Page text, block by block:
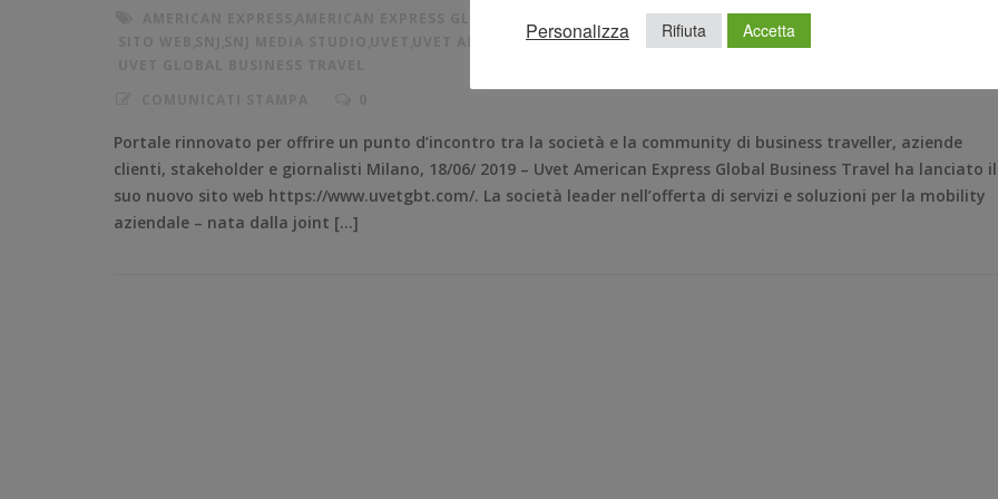
AMERICAN EXPRESS GLOBAL BUSINESS TRAVEL,GRUPPO UVET,SITO,SITO INTERNET
UVET AMERICAN EXPRESS GLOBAL BUSINESS TRAVEL
Portale rinnovato per offrire un punto d’incontro tra la società e la community di business traveller, aziende
clienti, stakeholder e giornalisti Milano, 18/06/ 2019 – Uvet American Express Global Business Travel ha lanciato il
suo nuovo sito web https://www.uvetgbt.com/. La società leader nell’offerta di servizi e soluzioni per la mobility
aziendale – nata dalla joint […]
Personalizza Rifiuta Accetta